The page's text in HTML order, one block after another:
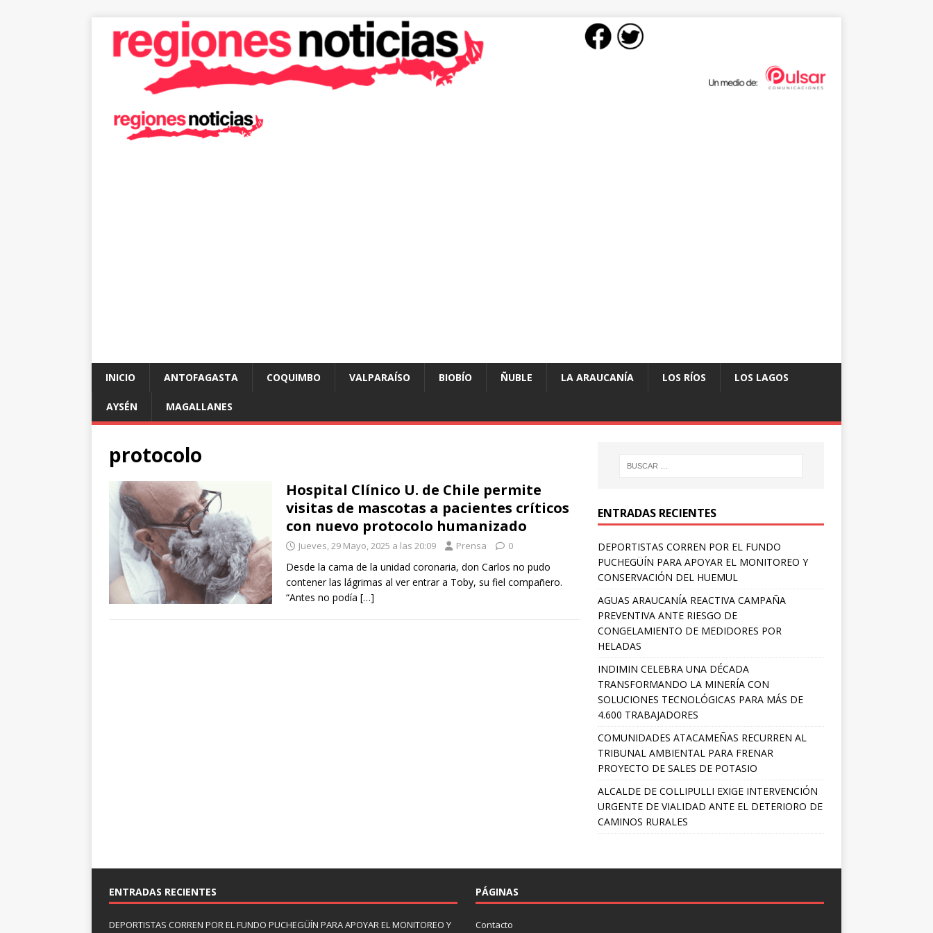
INICIO ANTOFAGASTA COQUIMBO VALPARAÍSO BIOBÍO ÑUBLE LA ARAUCANÍA LOS RÍOS LOS LAGOS
AYSÉN MAGALLANES
protocolo
Hospital Clínico U. de Chile permite
visitas de mascotas a pacientes críticos
con nuevo protocolo humanizado
Jueves, 29 Mayo, 2025 a las 20:09 Prensa 0
Desde la cama de la unidad coronaria, don Carlos no pudo
contener las lágrimas al ver entrar a Toby, su fiel compañero.
“Antes no podía […]
ENTRADAS RECIENTES
DEPORTISTAS CORREN POR EL FUNDO
PUCHEGÜÍN PARA APOYAR EL MONITOREO Y
CONSERVACIÓN DEL HUEMUL
AGUAS ARAUCANÍA REACTIVA CAMPAÑA
PREVENTIVA ANTE RIESGO DE
CONGELAMIENTO DE MEDIDORES POR
HELADAS
INDIMIN CELEBRA UNA DÉCADA
TRANSFORMANDO LA MINERÍA CON
SOLUCIONES TECNOLÓGICAS PARA MÁS DE
4.600 TRABAJADORES
COMUNIDADES ATACAMEÑAS RECURREN AL
TRIBUNAL AMBIENTAL PARA FRENAR
PROYECTO DE SALES DE POTASIO
ALCALDE DE COLLIPULLI EXIGE INTERVENCIÓN
URGENTE DE VIALIDAD ANTE EL DETERIORO DE
CAMINOS RURALES
ENTRADAS RECIENTES
DEPORTISTAS CORREN POR EL FUNDO PUCHEGÜÍN PARA APOYAR EL MONITOREO Y
PÁGINAS
Contacto